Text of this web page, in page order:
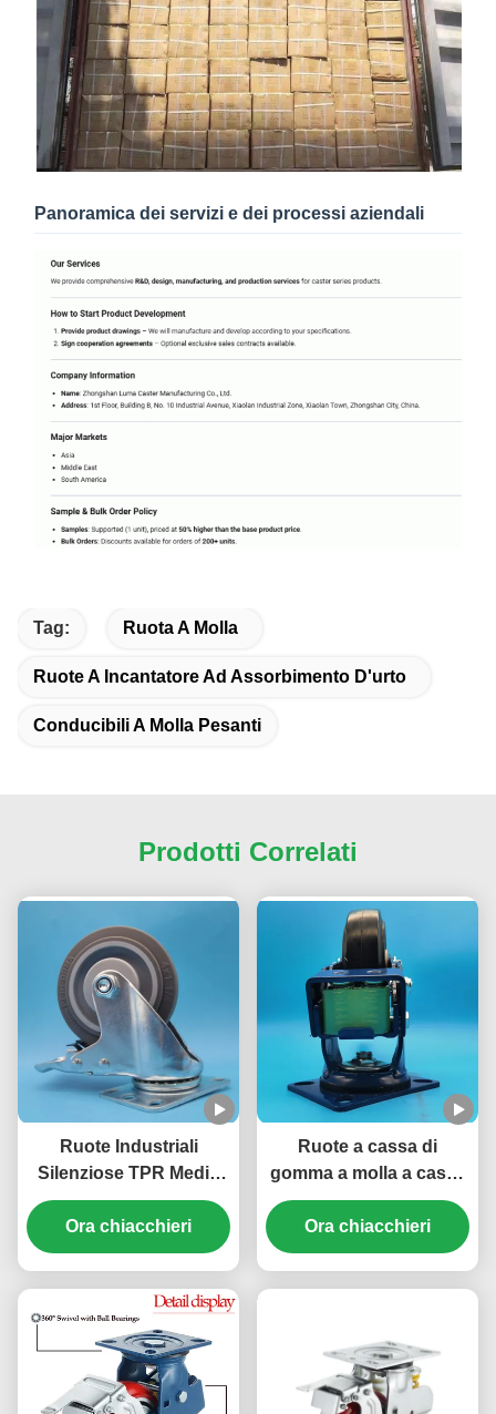
Panoramica dei servizi e dei processi aziendali
Tag: Ruota A Molla
Ruote A Incantatore Ad Assorbimento D'urto
Conducibili A Molla Pesanti
Prodotti Correlati
Ruote Industriali
Silenziose TPR Medie
Antitraccia Ruote per
Carrelli Leggeri Ruote
per Mobili
Ora chiacchieri
Ruote a cassa di
gomma a molla a cassa
di gomma eccellenti
casse non marcatrici
rotanti per applicazioni
Ora chiacchieri